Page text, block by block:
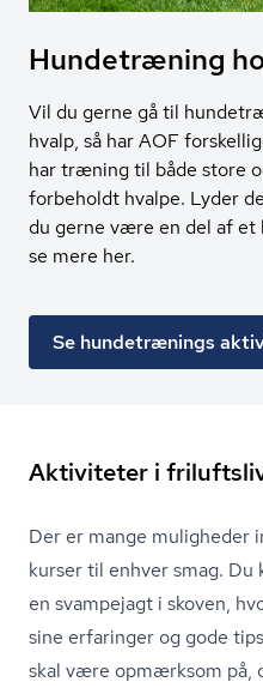
Hundetræning
Vil du gerne gå til
hvalp, så har AOF
har træning til både store
forbeholdt hvalpe. Lyder
du gerne være en del af et
se mere her.
Se hundetrænings
Aktiviteter i
Der er mange muligheder
kurser til enhver smag. Du
en svampejagt i skoven,
sine erfaringer og gode
skal være opmærksom på,